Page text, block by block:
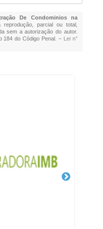
De Condominios na
parcial ou total,
sem a autorização do autor.
184 do Código Penal. – Lei n°